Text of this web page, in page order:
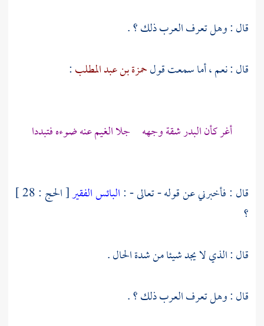
قال : وهل تعرف العرب ذلك ؟ .
قال : نعم ، أما سمعت قولحمزة بن عبد المطلب:
أغر كأن البدر شقة وجهه جلا الغيم عنه ضوءه فتبددا
قال : فأخبرني عن قوله - تعالى - :البائس الفقير
[ الحج : 28 ]
؟
قال : الذي لا يجد شيئا من شدة الحال .
قال : وهل تعرف العرب ذلك ؟ .